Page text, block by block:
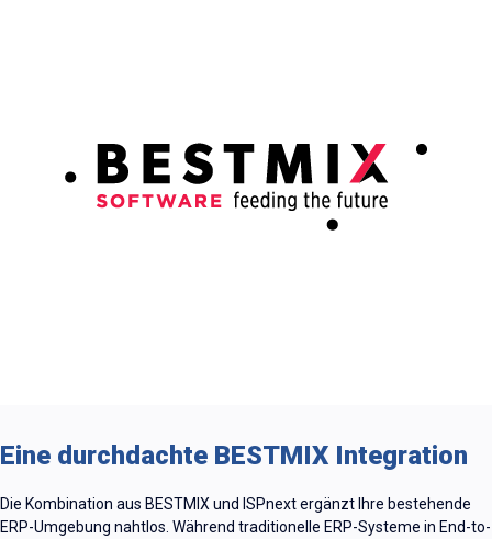
Eine durchdachte BESTMIX Integration
Die Kombination aus BESTMIX und ISPnextergänzt Ihre bestehende
ERP-Umgebung nahtlos. Während traditionelle ERP-Systeme in End-to-